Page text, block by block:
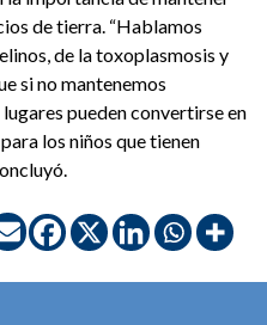
de tierra. “Hablamos
de la toxoplasmosis y
si no mantenemos
pueden convertirse en
los niños que tienen